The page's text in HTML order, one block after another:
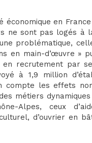
économique en
ne sont pas logés à
problématique,
en main-d’œuvre
recrutement par
à 1,9 million
compte les effets
métiers
Alpes, ceux
d’ouvrier en